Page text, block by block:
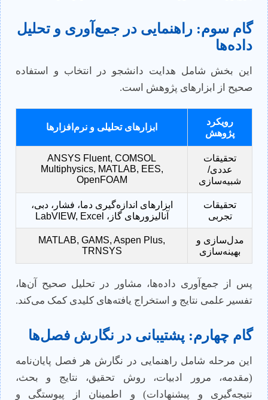
گام سوم: راهنمایی در جمع‌آوری و تحلیل
داده‌ها
این بخش شامل هدایت دانشجو در انتخاب و استفاده
صحیح از ابزارهای پژوهش است.
رویکرد
پژوهش
ابزارهای تحلیلی و نرم‌افزارها
تحقیقات
عددی/
شبیه‌سازی
ANSYS Fluent, COMSOL
Multiphysics, MATLAB, EES,
OpenFOAM
تحقیقات
تجربی
ابزارهای اندازه‌گیری دما، فشار، دبی،
آنالیزورهای گاز، LabVIEW, Excel
مدل‌سازی و
بهینه‌سازی
MATLAB, GAMS, Aspen Plus,
TRNSYS
پس از جمع‌آوری داده‌ها، مشاور در تحلیل صحیح آن‌ها،
تفسیر علمی نتایج و استخراج یافته‌های کلیدی کمک می‌کند.
گام چهارم: پشتیبانی در نگارش فصل‌ها
این مرحله شامل راهنمایی در نگارش هر فصل پایان‌نامه
(مقدمه، مرور ادبیات، روش تحقیق، نتایج و بحث،
نتیجه‌گیری و پیشنهادات) و اطمینان از پیوستگی و